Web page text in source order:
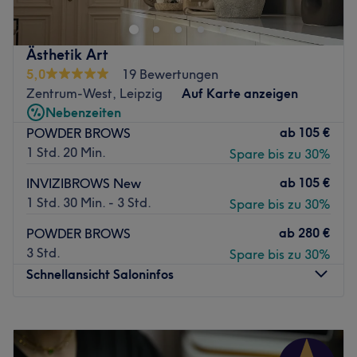
Erholung. Im Gerstenweg 5 können Sie sich von dem
Alltagstress erholen und neue Energie tanken. Ich, Evelin
Heitmann, gehe auf individuelle Wünsche und
Bedürfnisse ein.
Ob Pflege- oder Intensivkosmetik, Browstyling,
Wimpernlifting und Wimpernverlängerung, Massage zur
Entspannung, mit Aromaöl- oder Hot Stone Massage -
Körper, Geist und Seele werden hierbei rundum
verwöhnt.
Finden Sie innere Ruhe und buchen Sie noch heute Ihren
persönlichen Termin online!
Zurück zur Salonansicht
Ästhetik Art
5,0
19 Bewertungen
Zentrum-West, Leipzig
Auf Karte anzeigen
Nebenzeiten
POWDER BROWS
1 Std. 20 Min.
ab 105 €
Spare bis zu 30%
INVIZIBROWS New
1 Std. 30 Min. - 3 Std.
ab 105 €
Spare bis zu 30%
POWDER BROWS
3 Std.
ab 280 €
Spare bis zu 30%
Schnellansicht Saloninfos
Dienstag
10:00–20:00